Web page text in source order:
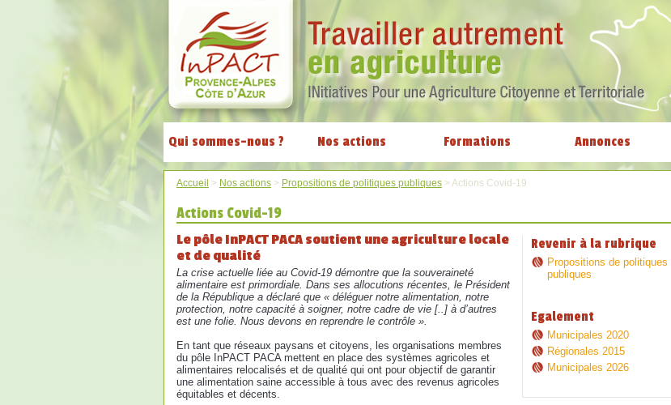
Qui sommes-nous ? Nos actions Formations Annonces
Accueil > Nos actions > Propositions de politiques publiques > Actions Covid-19
Actions Covid-19
Revenir à la rubrique
Propositions de politiques
publiques
Egalement
Municipales 2020
Régionales 2015
Municipales 2026
Le pôle InPACT PACA soutient une agriculture locale
et de qualité
La crise actuelle liée au Covid-19 démontre que la souveraineté
alimentaire est primordiale. Dans ses allocutions récentes, le Président
de la République a déclaré que « déléguer notre alimentation, notre
protection, notre capacité à soigner, notre cadre de vie [..] à d’autres
est une folie. Nous devons en reprendre le contrôle ».
En tant que réseaux paysans et citoyens, les organisations membres
du pôle InPACT PACA mettent en place des systèmes agricoles et
alimentaires relocalisés et de qualité qui ont pour objectif de garantir
une alimentation saine accessible à tous avec des revenus agricoles
équitables et décents.